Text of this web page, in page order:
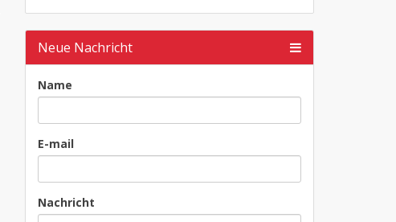
Neue Nachricht
Name
E-mail
Nachricht